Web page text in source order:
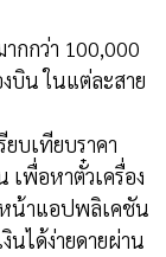
กกว่า 100,000
บิน ในแต่ละสาย
บเทียบราคา
เพื่อหาตั๋วเครื่อง
หน้าแอปพลิเคชัน
นได้ง่ายดายผ่าน